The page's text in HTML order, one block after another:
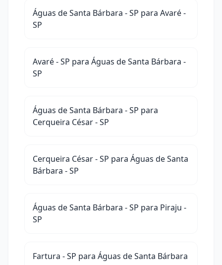
Águas de Santa Bárbara - SP para Avaré -
SP
Avaré - SP para Águas de Santa Bárbara -
SP
Águas de Santa Bárbara - SP para
Cerqueira César - SP
Cerqueira César - SP para Águas de Santa
Bárbara - SP
Águas de Santa Bárbara - SP para Piraju -
SP
Fartura - SP para Águas de Santa Bárbara